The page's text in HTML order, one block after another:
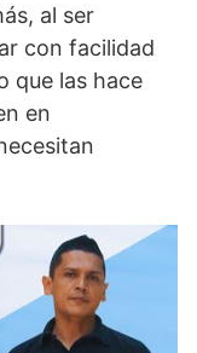
al ser
con facilidad
que las hace
en